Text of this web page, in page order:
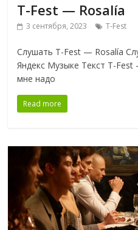
T-Fest — Rosalía
3 сентября, 2023 T-Fest
Слушать T-Fest — Rosalía
Яндекс Музыке Текст T-
мне надо
Read more